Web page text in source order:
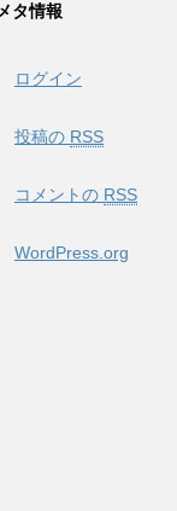
メタ情報
ログイン
投稿の RSS
コメントの RSS
WordPress.org